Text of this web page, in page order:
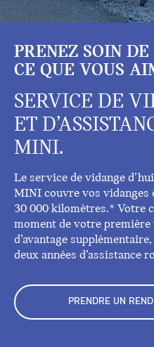
PRENEZ SOIN DE
CE QUE VOUS
SERVICE DE
ET
MINI.
Le service de vidange
MINI couvre vos vidanges
30 000 kilomètres.* Votre
moment de votre première
d’avantage
deux années d’assistance
PRENDRE UN